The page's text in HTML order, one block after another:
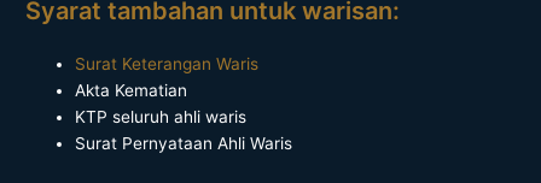
Syarat tambahan untuk warisan:
Surat Keterangan Waris
Akta Kematian
KTP seluruh ahli waris
Surat Pernyataan Ahli Waris